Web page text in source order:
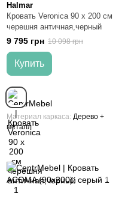
Halmar
Кровать Veronica 90 x 200 см
черешня античная,черный
9 795 грн 10 098 грн
Купить
Материал каркаса Дерево +
металл